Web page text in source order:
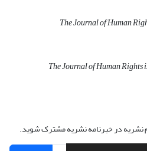
The Journal of Human
The Journal of Human Rights
نشریه در خبرنامه نشریه مشترک شوید.